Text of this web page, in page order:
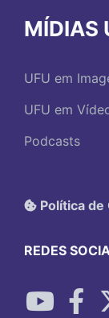
MÍDIAS
UFU em
UFU em
Podcasts
Política de
REDES